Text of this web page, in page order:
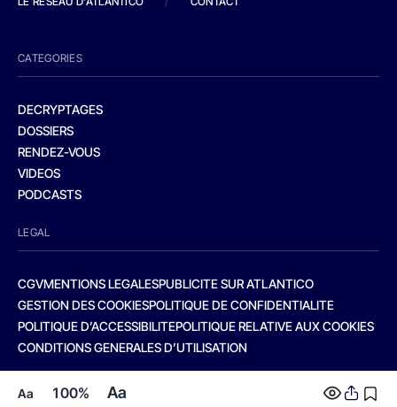
Aa 100% Aa
CATEGORIES
DECRYPTAGES
DOSSIERS
RENDEZ-VOUS
VIDEOS
PODCASTS
LEGAL
CGVMENTIONS LEGALESPUBLICITE SUR ATLANTICO
GESTION DES COOKIESPOLITIQUE DE CONFIDENTIALITE
POLITIQUE D’ACCESSIBILITEPOLITIQUE RELATIVE AUX COOKIES
CONDITIONS GENERALES D’UTILISATION